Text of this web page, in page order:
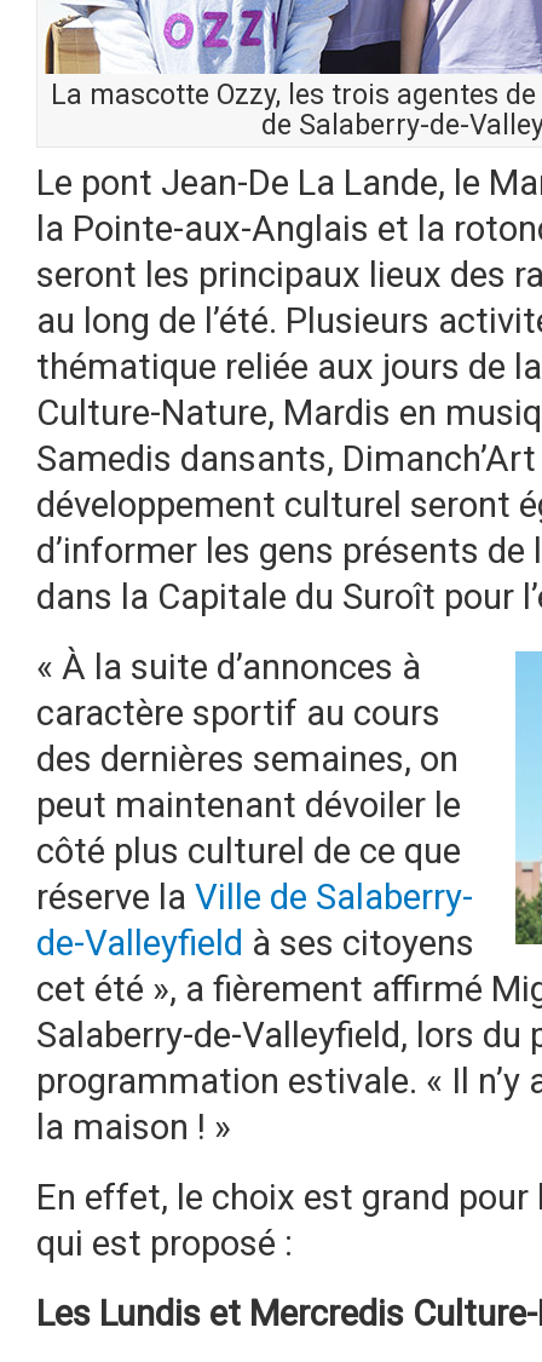
La mascotte Ozzy, les trois agentes
de Salaberry-de-
Le pont Jean-De La Lande, le
la Pointe-aux-Anglais et la
seront les principaux lieux des
au long de l’été. Plusieurs
thématique reliée aux jours de
Culture-Nature, Mardis en
Samedis dansants,
développement culturel seront
d’informer les gens présents
dans la Capitale du Suroît pour
« À la suite d’annonces à
caractère sportif au cours
des dernières semaines, on
peut maintenant dévoiler le
côté plus culturel de ce que
réserve la Ville de Salaberry-
de-Valleyfield à ses citoyens
cet été », a fièrement affirmé
Salaberry-de-Valleyfield, lors
programmation estivale. « Il n’y
la maison ! »
En effet, le choix est grand pour
qui est proposé :
Les Lundis et Mercredis